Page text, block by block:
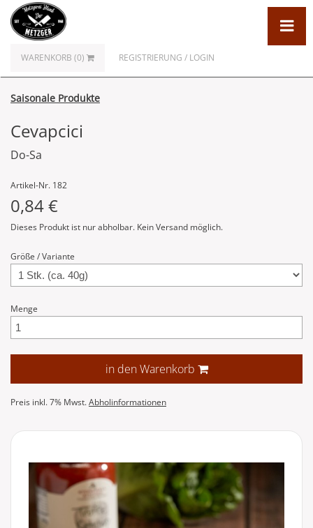
WARENKORB (0) REGISTRIERUNG / LOGIN
Saisonale Produkte
Cevapcici
Do-Sa
Artikel-Nr. 182
0,84 €
Dieses Produkt ist nur abholbar. Kein Versand möglich.
Größe / Variante
Menge
in den Warenkorb
Preis inkl. 7% Mwst. Abholinformationen